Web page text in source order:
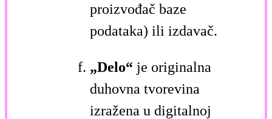
proizvođač baze
podataka) ili izdavač.
„Delo“ je originalna
duhovna tvorevina
izražena u digitalnoj